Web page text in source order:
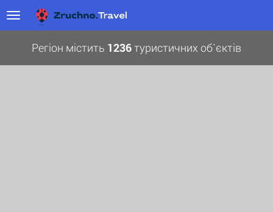
Регіон містить 1236туристичних об`єктів